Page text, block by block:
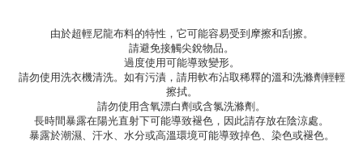
由於超輕尼龍布料的特性，它可能容易受到摩擦和刮擦。
請避免接觸尖銳物品。
過度使用可能導致變形。
請勿使用洗衣機清洗。如有污漬，請用軟布沾取稀釋的溫和洗滌劑輕輕
擦拭。
請勿使用含氧漂白劑或含氯洗滌劑。
長時間暴露在陽光直射下可能導致褪色，因此請存放在陰涼處。
暴露於潮濕、汗水、水分或高溫環境可能導致掉色、染色或褪色。